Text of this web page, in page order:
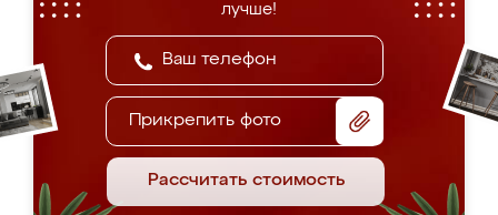
лучше!
Прикрепить фото
Рассчитать стоимость